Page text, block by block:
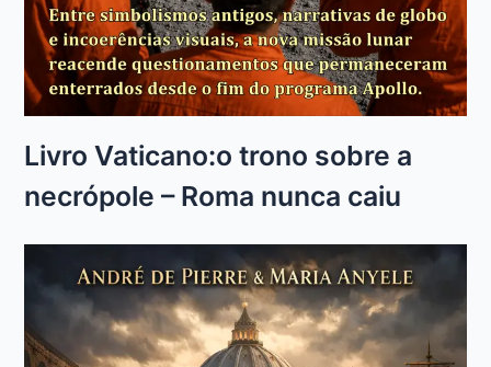
Livro Vaticano:o trono sobre a
necrópole – Roma nunca caiu